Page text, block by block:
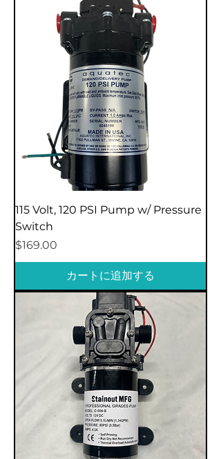
115 Volt, 120 PSI Pump w/ Pressure
Switch
価格
$169.00
カートに追加する